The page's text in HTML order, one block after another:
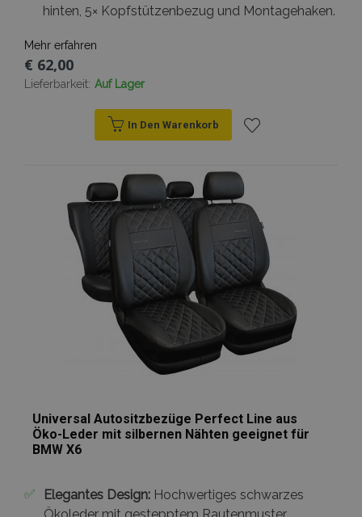
hinten, 5× Kopfstützenbezug und Montagehaken.
Mehr erfahren
€ 62,00
Lieferbarkeit: Auf Lager
In Den Warenkorb
Wunschliste
hinzufügen
Universal Autositzbezüge Perfect Line aus
Öko-Leder mit silbernen Nähten geeignet für
BMW X6
✅ Elegantes Design: Hochwertiges schwarzes